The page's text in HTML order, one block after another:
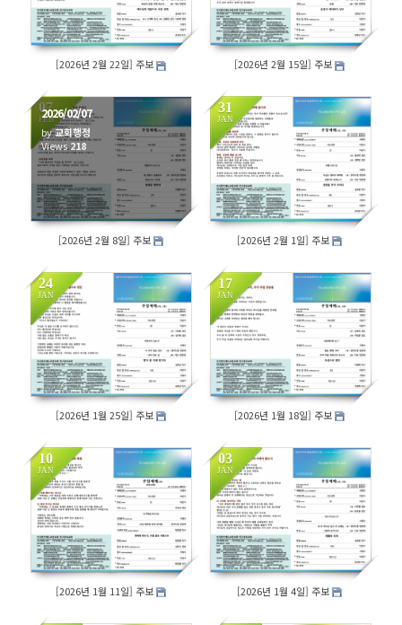
[2026년 2월 22일] 주보 [2026년 2월 15일] 주보
07
FEB
2026/02/07
by교회행정
Views218
[2026년 2월 8일] 주보
31
JAN
196
[2026년 2월 1일] 주보
24
JAN
180
[2026년 1월 25일] 주보
17
JAN
209
[2026년 1월 18일] 주보
10
JAN
191
[2026년 1월 11일] 주보
03
JAN
200
[2026년 1월 4일] 주보